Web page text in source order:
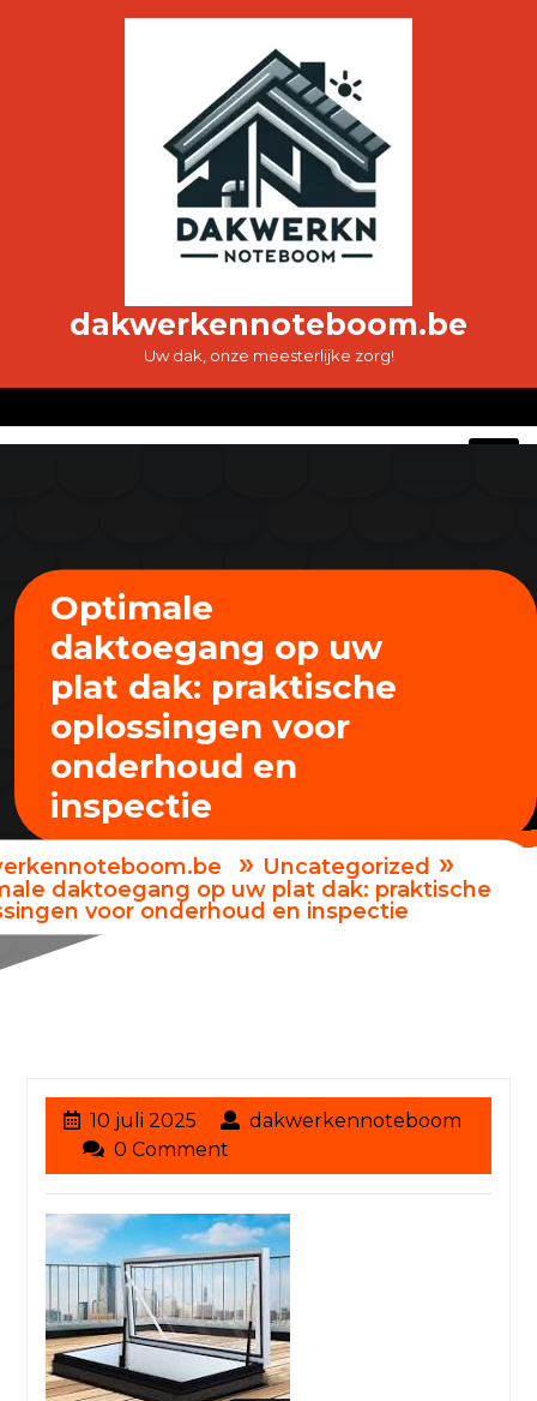
dakwerkennoteboom.be
Uw dak, onze meesterlijke zorg!
Optimale
daktoegang op uw
plat dak: praktische
oplossingen voor
onderhoud en
inspectie
» Uncategorized »
daktoegang op uw plat dak: praktische
voor onderhoud en inspectie
10 juli 2025
juli
2025
dakwerkennoteboom
dakwerkennoteboom
0 Comment